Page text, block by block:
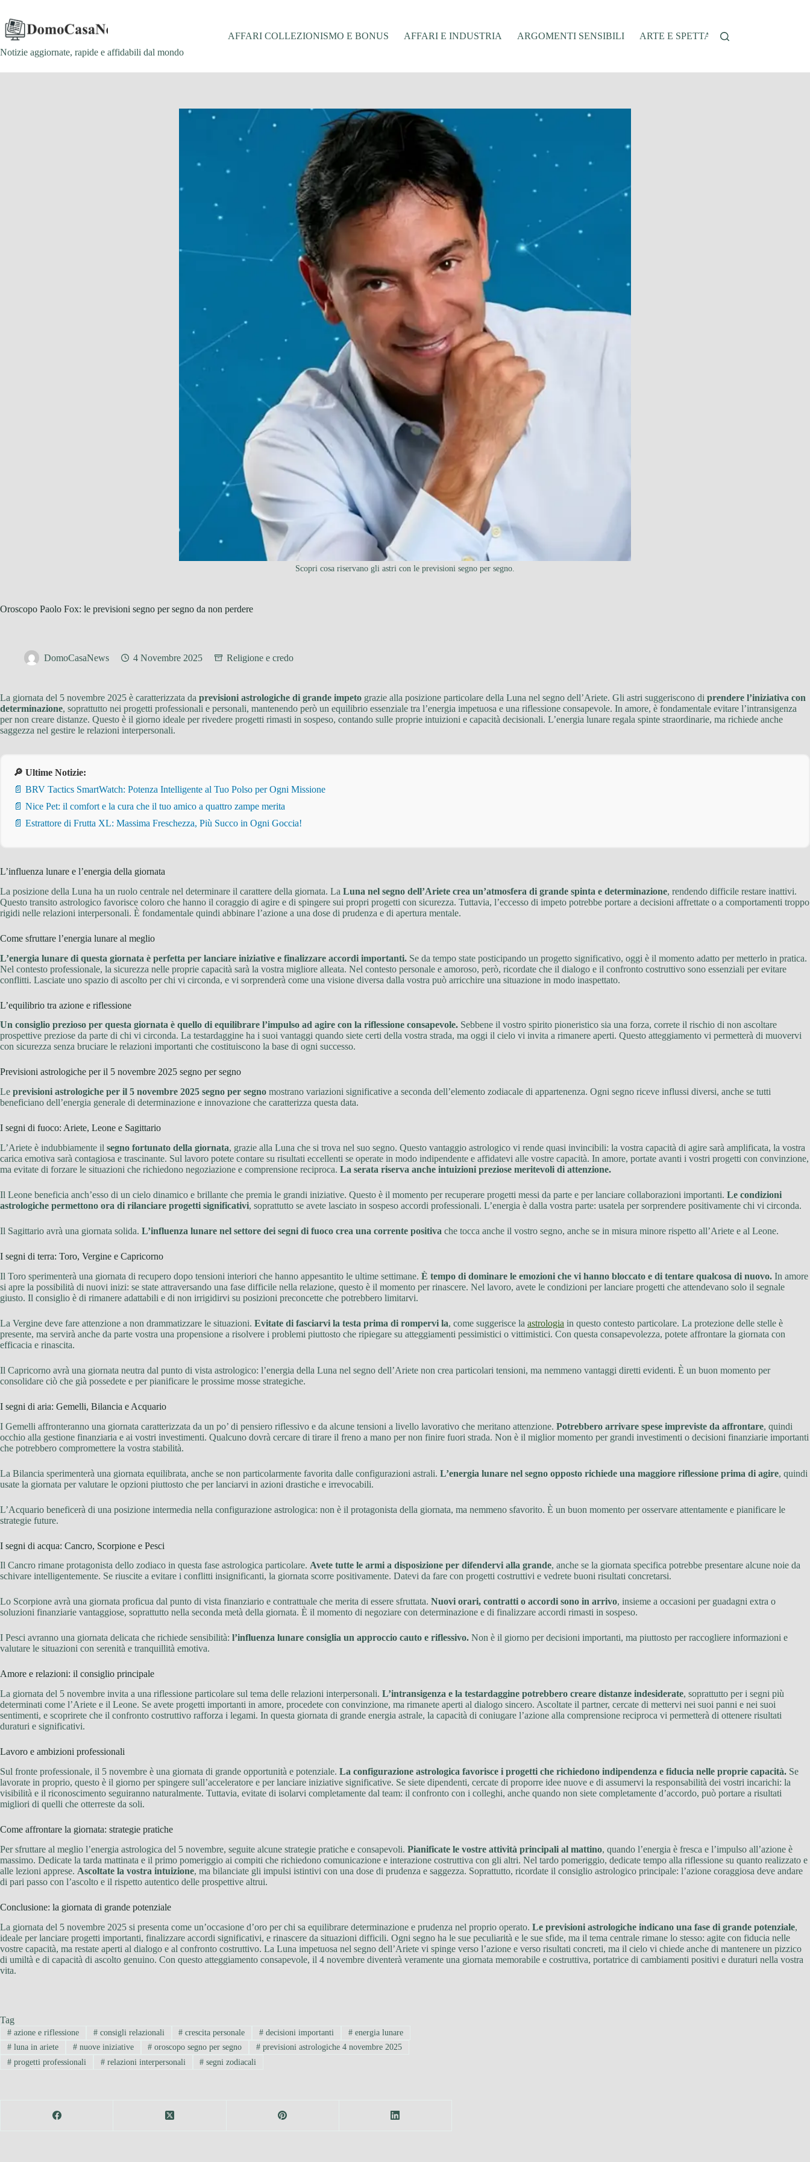
contenuto
Notizie aggiornate, rapide e affidabili dal mondo
AFFARI COLLEZIONISMO E BONUS AFFARI E INDUSTRIA ARGOMENTI SENSIBILI ARTE E SPETTACOLO
Scopri cosa riservano gli astri con le previsioni segno per segno.
Oroscopo Paolo Fox: le previsioni segno per segno da non perdere
DomoCasaNews 4 Novembre 2025 Religione e credo
La giornata del 5 novembre 2025 è caratterizzata da previsioni astrologiche di grande impeto grazie alla posizione particolare della Luna nel segno dell’Ariete. Gli astri suggeriscono di prendere l’iniziativa con
determinazione, soprattutto nei progetti professionali e personali, mantenendo però un equilibrio essenziale tra l’energia impetuosa e una riflessione consapevole. In amore, è fondamentale evitare l’intransigenza
per non creare distanze. Questo è il giorno ideale per rivedere progetti rimasti in sospeso, contando sulle proprie intuizioni e capacità decisionali. L’energia lunare regala spinte straordinarie, ma richiede anche
saggezza nel gestire le relazioni interpersonali.
🔎 Ultime Notizie:
📄 BRV Tactics SmartWatch: Potenza Intelligente al Tuo Polso per Ogni Missione
📄 Nice Pet: il comfort e la cura che il tuo amico a quattro zampe merita
📄 Estrattore di Frutta XL: Massima Freschezza, Più Succo in Ogni Goccia!
L’influenza lunare e l’energia della giornata
La posizione della Luna ha un ruolo centrale nel determinare il carattere della giornata. La Luna nel segno dell’Ariete crea un’atmosfera di grande spinta e determinazione, rendendo difficile restare inattivi.
Questo transito astrologico favorisce coloro che hanno il coraggio di agire e di spingere sui propri progetti con sicurezza. Tuttavia, l’eccesso di impeto potrebbe portare a decisioni affrettate o a comportamenti troppo
rigidi nelle relazioni interpersonali. È fondamentale quindi abbinare l’azione a una dose di prudenza e di apertura mentale.
Come sfruttare l’energia lunare al meglio
L’energia lunare di questa giornata è perfetta per lanciare iniziative e finalizzare accordi importanti. Se da tempo state posticipando un progetto significativo, oggi è il momento adatto per metterlo in pratica.
Nel contesto professionale, la sicurezza nelle proprie capacità sarà la vostra migliore alleata. Nel contesto personale e amoroso, però, ricordate che il dialogo e il confronto costruttivo sono essenziali per evitare
conflitti. Lasciate uno spazio di ascolto per chi vi circonda, e vi sorprenderà come una visione diversa dalla vostra può arricchire una situazione in modo inaspettato.
L’equilibrio tra azione e riflessione
Un consiglio prezioso per questa giornata è quello di equilibrare l’impulso ad agire con la riflessione consapevole. Sebbene il vostro spirito pioneristico sia una forza, correte il rischio di non ascoltare
prospettive preziose da parte di chi vi circonda. La testardaggine ha i suoi vantaggi quando siete certi della vostra strada, ma oggi il cielo vi invita a rimanere aperti. Questo atteggiamento vi permetterà di muovervi
con sicurezza senza bruciare le relazioni importanti che costituiscono la base di ogni successo.
Previsioni astrologiche per il 5 novembre 2025 segno per segno
Le previsioni astrologiche per il 5 novembre 2025 segno per segno mostrano variazioni significative a seconda dell’elemento zodiacale di appartenenza. Ogni segno riceve influssi diversi, anche se tutti
beneficiano dell’energia generale di determinazione e innovazione che caratterizza questa data.
I segni di fuoco: Ariete, Leone e Sagittario
L’Ariete è indubbiamente il segno fortunato della giornata, grazie alla Luna che si trova nel suo segno. Questo vantaggio astrologico vi rende quasi invincibili: la vostra capacità di agire sarà amplificata, la vostra
carica emotiva sarà contagiosa e trascinante. Sul lavoro potete contare su risultati eccellenti se operate in modo indipendente e affidatevi alle vostre capacità. In amore, portate avanti i vostri progetti con convinzione,
ma evitate di forzare le situazioni che richiedono negoziazione e comprensione reciproca. La serata riserva anche intuizioni preziose meritevoli di attenzione.
Il Leone beneficia anch’esso di un cielo dinamico e brillante che premia le grandi iniziative. Questo è il momento per recuperare progetti messi da parte e per lanciare collaborazioni importanti. Le condizioni
astrologiche permettono ora di rilanciare progetti significativi, soprattutto se avete lasciato in sospeso accordi professionali. L’energia è dalla vostra parte: usatela per sorprendere positivamente chi vi circonda.
Il Sagittario avrà una giornata solida. L’influenza lunare nel settore dei segni di fuoco crea una corrente positiva che tocca anche il vostro segno, anche se in misura minore rispetto all’Ariete e al Leone.
I segni di terra: Toro, Vergine e Capricorno
Il Toro sperimenterà una giornata di recupero dopo tensioni interiori che hanno appesantito le ultime settimane. È tempo di dominare le emozioni che vi hanno bloccato e di tentare qualcosa di nuovo. In amore
si apre la possibilità di nuovi inizi: se state attraversando una fase difficile nella relazione, questo è il momento per rinascere. Nel lavoro, avete le condizioni per lanciare progetti che attendevano solo il segnale
giusto. Il consiglio è di rimanere adattabili e di non irrigidirvi su posizioni preconcette che potrebbero limitarvi.
La Vergine deve fare attenzione a non drammatizzare le situazioni. Evitate di fasciarvi la testa prima di rompervi la, come suggerisce la astrologia in questo contesto particolare. La protezione delle stelle è
presente, ma servirà anche da parte vostra una propensione a risolvere i problemi piuttosto che ripiegare su atteggiamenti pessimistici o vittimistici. Con questa consapevolezza, potete affrontare la giornata con
efficacia e rinascita.
Il Capricorno avrà una giornata neutra dal punto di vista astrologico: l’energia della Luna nel segno dell’Ariete non crea particolari tensioni, ma nemmeno vantaggi diretti evidenti. È un buon momento per
consolidare ciò che già possedete e per pianificare le prossime mosse strategiche.
I segni di aria: Gemelli, Bilancia e Acquario
I Gemelli affronteranno una giornata caratterizzata da un po’ di pensiero riflessivo e da alcune tensioni a livello lavorativo che meritano attenzione. Potrebbero arrivare spese impreviste da affrontare, quindi
occhio alla gestione finanziaria e ai vostri investimenti. Qualcuno dovrà cercare di tirare il freno a mano per non finire fuori strada. Non è il miglior momento per grandi investimenti o decisioni finanziarie importanti
che potrebbero compromettere la vostra stabilità.
La Bilancia sperimenterà una giornata equilibrata, anche se non particolarmente favorita dalle configurazioni astrali. L’energia lunare nel segno opposto richiede una maggiore riflessione prima di agire, quindi
usate la giornata per valutare le opzioni piuttosto che per lanciarvi in azioni drastiche e irrevocabili.
L’Acquario beneficerà di una posizione intermedia nella configurazione astrologica: non è il protagonista della giornata, ma nemmeno sfavorito. È un buon momento per osservare attentamente e pianificare le
strategie future.
I segni di acqua: Cancro, Scorpione e Pesci
Il Cancro rimane protagonista dello zodiaco in questa fase astrologica particolare. Avete tutte le armi a disposizione per difendervi alla grande, anche se la giornata specifica potrebbe presentare alcune noie da
schivare intelligentemente. Se riuscite a evitare i conflitti insignificanti, la giornata scorre positivamente. Datevi da fare con progetti costruttivi e vedrete buoni risultati concretarsi.
Lo Scorpione avrà una giornata proficua dal punto di vista finanziario e contrattuale che merita di essere sfruttata. Nuovi orari, contratti o accordi sono in arrivo, insieme a occasioni per guadagni extra o
soluzioni finanziarie vantaggiose, soprattutto nella seconda metà della giornata. È il momento di negoziare con determinazione e di finalizzare accordi rimasti in sospeso.
I Pesci avranno una giornata delicata che richiede sensibilità: l’influenza lunare consiglia un approccio cauto e riflessivo. Non è il giorno per decisioni importanti, ma piuttosto per raccogliere informazioni e
valutare le situazioni con serenità e tranquillità emotiva.
Amore e relazioni: il consiglio principale
La giornata del 5 novembre invita a una riflessione particolare sul tema delle relazioni interpersonali. L’intransigenza e la testardaggine potrebbero creare distanze indesiderate, soprattutto per i segni più
determinati come l’Ariete e il Leone. Se avete progetti importanti in amore, procedete con convinzione, ma rimanete aperti al dialogo sincero. Ascoltate il partner, cercate di mettervi nei suoi panni e nei suoi
sentimenti, e scoprirete che il confronto costruttivo rafforza i legami. In questa giornata di grande energia astrale, la capacità di coniugare l’azione alla comprensione reciproca vi permetterà di ottenere risultati
duraturi e significativi.
Lavoro e ambizioni professionali
Sul fronte professionale, il 5 novembre è una giornata di grande opportunità e potenziale. La configurazione astrologica favorisce i progetti che richiedono indipendenza e fiducia nelle proprie capacità. Se
lavorate in proprio, questo è il giorno per spingere sull’acceleratore e per lanciare iniziative significative. Se siete dipendenti, cercate di proporre idee nuove e di assumervi la responsabilità dei vostri incarichi: la
visibilità e il riconoscimento seguiranno naturalmente. Tuttavia, evitate di isolarvi completamente dal team: il confronto con i colleghi, anche quando non siete completamente d’accordo, può portare a risultati
migliori di quelli che otterreste da soli.
Come affrontare la giornata: strategie pratiche
Per sfruttare al meglio l’energia astrologica del 5 novembre, seguite alcune strategie pratiche e consapevoli. Pianificate le vostre attività principali al mattino, quando l’energia è fresca e l’impulso all’azione è
massimo. Dedicate la tarda mattinata e il primo pomeriggio ai compiti che richiedono comunicazione e interazione costruttiva con gli altri. Nel tardo pomeriggio, dedicate tempo alla riflessione su quanto realizzato e
alle lezioni apprese. Ascoltate la vostra intuizione, ma bilanciate gli impulsi istintivi con una dose di prudenza e saggezza. Soprattutto, ricordate il consiglio astrologico principale: l’azione coraggiosa deve andare
di pari passo con l’ascolto e il rispetto autentico delle prospettive altrui.
Conclusione: la giornata di grande potenziale
La giornata del 5 novembre 2025 si presenta come un’occasione d’oro per chi sa equilibrare determinazione e prudenza nel proprio operato. Le previsioni astrologiche indicano una fase di grande potenziale,
ideale per lanciare progetti importanti, finalizzare accordi significativi, e rinascere da situazioni difficili. Ogni segno ha le sue peculiarità e le sue sfide, ma il tema centrale rimane lo stesso: agite con fiducia nelle
vostre capacità, ma restate aperti al dialogo e al confronto costruttivo. La Luna impetuosa nel segno dell’Ariete vi spinge verso l’azione e verso risultati concreti, ma il cielo vi chiede anche di mantenere un pizzico
di umiltà e di capacità di ascolto genuino. Con questo atteggiamento consapevole, il 4 novembre diventerà veramente una giornata memorabile e costruttiva, portatrice di cambiamenti positivi e duraturi nella vostra
vita.
Tag
#azione e riflessione #consigli relazionali # crescita personale # decisioni importanti # energia lunare
#luna in ariete #nuove iniziative # oroscopo segno per segno # previsioni astrologiche 4 novembre 2025
#progetti professionali #relazioni interpersonali # segni zodiacali